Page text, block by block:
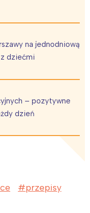
na jednodniową
dziećmi
– pozytywne
dzień
przepisy